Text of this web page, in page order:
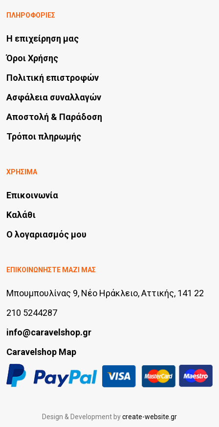
ΠΛΗΡΟΦΟΡΙΕΣ
Η επιχείρηση μας
Όροι Χρήσης
Πολιτική επιστροφών
Ασφάλεια συναλλαγών
Αποστολή & Παράδοση
Τρόποι πληρωμής
ΧΡΗΣΙΜΑ
Επικοινωνία
Καλάθι
Ο λογαριασμός μου
ΕΠΙΚΟΙΝΩΝΗΣΤΕ ΜΑΖΙ ΜΑΣ
Μπουμπουλίνας 9, Νέο Ηράκλειο, Αττικής, 141 22
210 5244287
info@caravelshop.gr
Caravelshop Map
Design & Development bycreate-website.gr